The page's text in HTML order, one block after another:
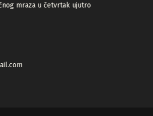
mraza u četvrtak ujutro